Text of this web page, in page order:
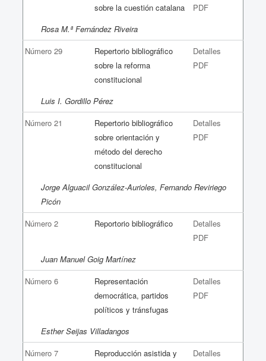
sobre la cuestión catalana
PDF
Rosa M.ª Fernández Riveira
Número 29
Repertorio bibliográfico
sobre la reforma
constitucional
Detalles
PDF
Luis I. Gordillo Pérez
Número 21
Repertorio bibliográfico
sobre orientación y
método del derecho
constitucional
Detalles
PDF
Jorge Alguacil González-Aurioles, Fernando Reviriego
Picón
Número 2
Reportorio bibliográfico
Detalles
PDF
Juan Manuel Goig Martínez
Número 6
Representación
democrática, partidos
políticos y tránsfugas
Detalles
PDF
Esther Seijas Villadangos
Número 7
Reproducción asistida y
Detalles